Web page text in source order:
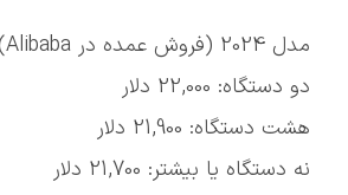
مدل 2024 (فروش عمده در Alibaba):
دو دستگاه: 22,000 دلار
هشت دستگاه: 21,900 دلار
نه دستگاه یا بیشتر: 21,700 دلار